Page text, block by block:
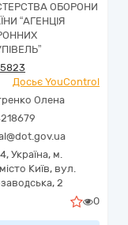
ОБОРОНИ
“АГЕНЦІЯ
Досьє YouControl
Олена
Україна, м.
місто Київ, вул.
2
0